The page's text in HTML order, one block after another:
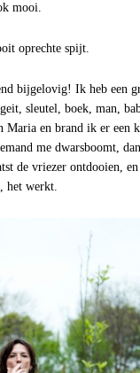
mooi.
oprechte spijt.
bijgelovig! Ik heb een
sleutel, boek, man,
Maria en brand ik er een
me dwarsboomt,
de vriezer ontdooien,
het werkt.